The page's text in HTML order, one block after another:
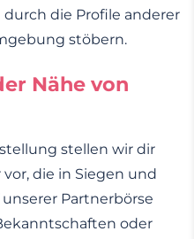
durch die Profile anderer
stöbern.
Nähe von
stellen wir dir
die in Siegen und
Partnerbörse
oder